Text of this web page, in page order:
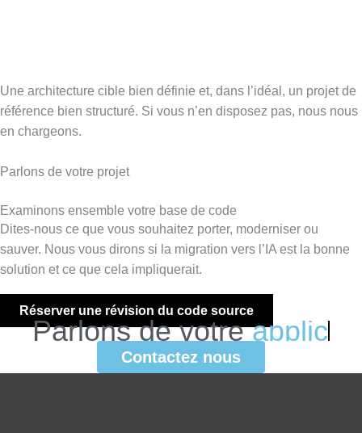
Une architecture cible bien définie et, dans l’idéal, un projet de
référence bien structuré. Si vous n’en disposez pas, nous nous
en chargeons.
Parlons de votre projet
Examinons ensemble votre base de code
Dites-nous ce que vous souhaitez porter, moderniser ou
sauver. Nous vous dirons si la migration vers l’IA est la bonne
solution et ce que cela impliquerait.
Réserver une révision du code source
Parlons de votre
application.
Contactez nous